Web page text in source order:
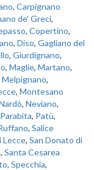
, Carpignano
de' Greci,
, Copertino,
, Diso, Gagliano del
, Giurdignano,
, Maglie, Martano,
Melpignano,
, Montesano
, Neviano,
Parabita, Patù,
, Salice
Lecce, San Donato di
, Santa Cesarea
, Specchia,